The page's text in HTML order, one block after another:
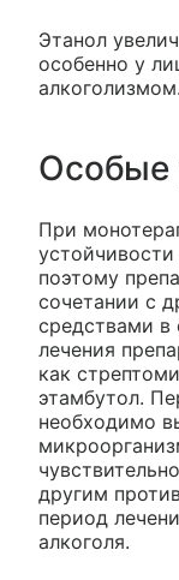
Этанол
особенно у
алкоголизмом.
Особые
При
поэтому
сочетании с
средствами в
лечения
как
этамбутол.
необходимо
другим
период
алкоголя.